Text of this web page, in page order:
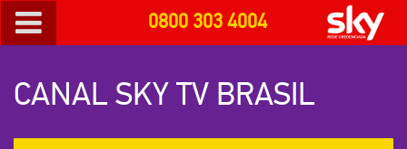
0800 303 4004
CANAL SKY TV BRASIL